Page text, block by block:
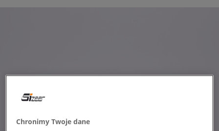
Chronimy Twoje dane